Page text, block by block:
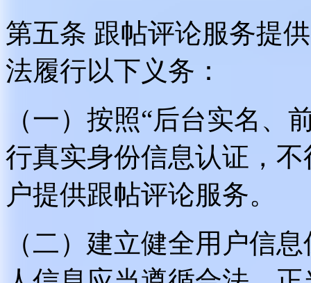
第五条 跟帖评论服务提
法履行以下义务：
（一）按照“后台实名、
行真实身份信息认证，
户提供跟帖评论服务。
（二）建立健全用户信